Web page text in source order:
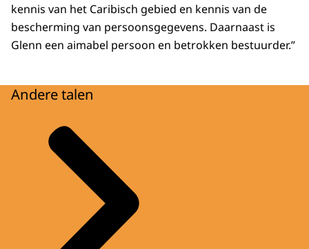
kennis van het Caribisch gebied en kennis van de
bescherming van persoonsgegevens. Daarnaast is
Glenn een aimabel persoon en betrokken bestuurder.”
Andere talen